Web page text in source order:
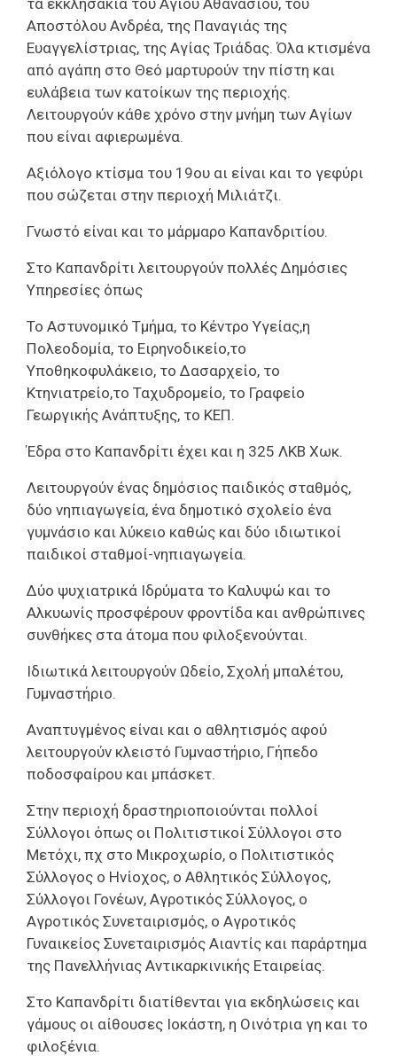
Αποστόλου Ανδρέα, της Παναγιάς της
Ευαγγελίστριας, της Αγίας Τριάδας. Όλα κτισμένα
από αγάπη στο Θεό μαρτυρούν την πίστη και
ευλάβεια των κατοίκων της περιοχής.
Λειτουργούν κάθε χρόνο στην μνήμη των Αγίων
που είναι αφιερωμένα.
Αξιόλογο κτίσμα του 19ου αι είναι και το γεφύρι
που σώζεται στην περιοχή Μιλιάτζι.
Γνωστό είναι και το μάρμαρο Καπανδριτίου.
Στο Καπανδρίτι λειτουργούν πολλές Δημόσιες
Υπηρεσίες όπως
Το Αστυνομικό Τμήμα, το Κέντρο Υγείας,η
Πολεοδομία, το Ειρηνοδικείο,το
Υποθηκοφυλάκειο, το Δασαρχείο, το
Κτηνιατρείο,το Ταχυδρομείο, το Γραφείο
Γεωργικής Ανάπτυξης, το ΚΕΠ.
Έδρα στο Καπανδρίτι έχει και η 325 ΛΚΒ Χωκ.
Λειτουργούν ένας δημόσιος παιδικός σταθμός,
δύο νηπιαγωγεία, ένα δημοτικό σχολείο ένα
γυμνάσιο και λύκειο καθώς και δύο ιδιωτικοί
παιδικοί σταθμοί-νηπιαγωγεία.
Δύο ψυχιατρικά Ιδρύματα το Καλυψώ και το
Αλκυωνίς προσφέρουν φροντίδα και ανθρώπινες
συνθήκες στα άτομα που φιλοξενούνται.
Ιδιωτικά λειτουργούν Ωδείο, Σχολή μπαλέτου,
Γυμναστήριο.
Αναπτυγμένος είναι και ο αθλητισμός αφού
λειτουργούν κλειστό Γυμναστήριο, Γήπεδο
ποδοσφαίρου και μπάσκετ.
Στην περιοχή δραστηριοποιούνται πολλοί
Σύλλογοι όπως οι Πολιτιστικοί Σύλλογοι στο
Μετόχι, πχ στο Μικροχωρίο, ο Πολιτιστικός
Σύλλογος ο Ηνίοχος, ο Αθλητικός Σύλλογος,
Σύλλογοι Γονέων, Αγροτικός Σύλλογος, ο
Αγροτικός Συνεταιρισμός, ο Αγροτικός
Γυναικείος Συνεταιρισμός Αιαντίς και παράρτημα
της Πανελλήνιας Αντικαρκινικής Εταιρείας.
Στο Καπανδρίτι διατίθενται για εκδηλώσεις και
γάμους οι αίθουσες Ιοκάστη, η Οινότρια γη και το
φιλοξένια.